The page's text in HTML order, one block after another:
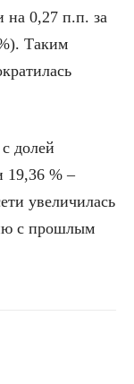
на 0,27 п.п. за
Таким
долей
19,36 % –
увеличилась
с прошлым